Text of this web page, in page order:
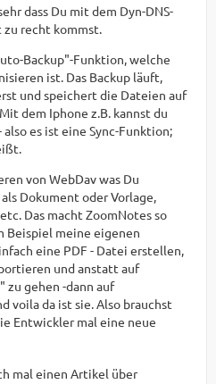
dass Du mit dem Dyn-DNS-
zu recht kommst.
Backup"-Funktion, welche
ist. Das Backup läuft,
und speichert die Dateien auf
dem Iphone z.B. kannst du
es ist eine Sync-Funktion;
von WebDav was Du
Dokument oder Vorlage,
Das macht ZoomNotes so
Beispiel meine eigenen
eine PDF - Datei erstellen,
und anstatt auf
gehen -dann auf
voila da ist sie. Also brauchst
Entwickler mal eine neue
mal einen Artikel über